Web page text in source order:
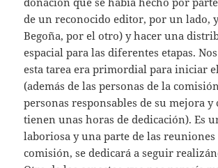
de un reconocido editor, por un lado,
Begoña, por el otro) y hacer una
espacial para las diferentes etapas.
esta tarea era primordial para iniciar
(además de las personas de la
personas responsables de su mejora y
tienen unas horas de dedicación). Es
laboriosa y una parte de las reuniones
comisión, se dedicará a seguir